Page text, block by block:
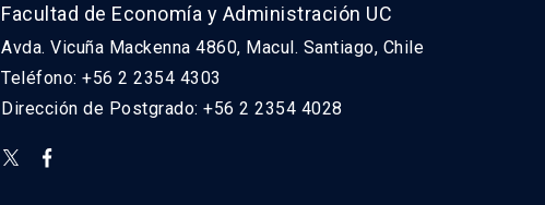
Facultad de Economía y Administración UC
Avda. Vicuña Mackenna 4860, Macul. Santiago, Chile
Teléfono: +56 2 2354 4303
Dirección de Postgrado: +56 2 2354 4028